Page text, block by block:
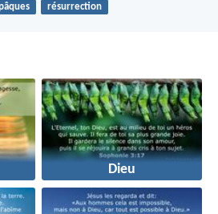
résurrection
Dieu